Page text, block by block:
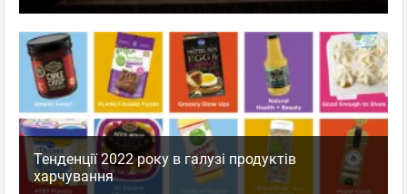
Тенденції 2022 року в галузі продуктів
харчування